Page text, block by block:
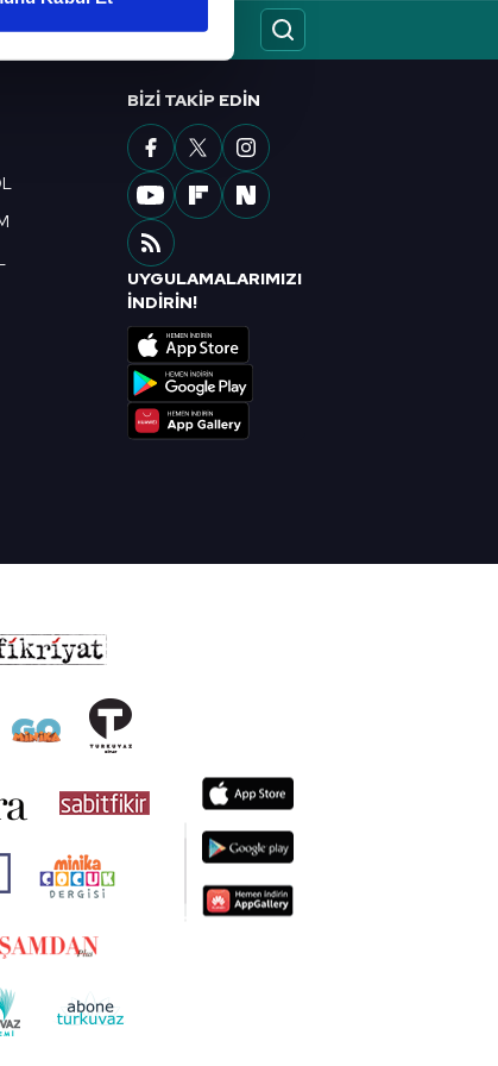
kullanılmaktadır. Bu
sunulması
yönelik
bilgi için Ayarlar
BIZI TAKIP EDIN
UYGULAMALARIMIZI
İNDİRİN!